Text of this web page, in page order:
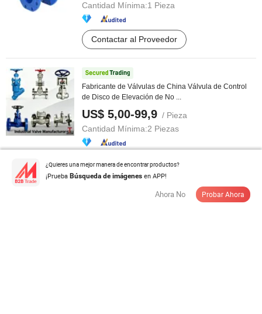
Cantidad Mínima:1 Pieza
Contactar al Proveedor
Fabricante de Válvulas de China Válvula de Control
de Disco de Elevación de No ...
US$ 5,00-99,9 / Pieza
Cantidad Mínima:2 Piezas
Contactar al Proveedor
¿Quieres una mejor manera de encontrar productos?
¡Prueba Búsqueda de imágenes en APP!
Ahora No Probar Ahora